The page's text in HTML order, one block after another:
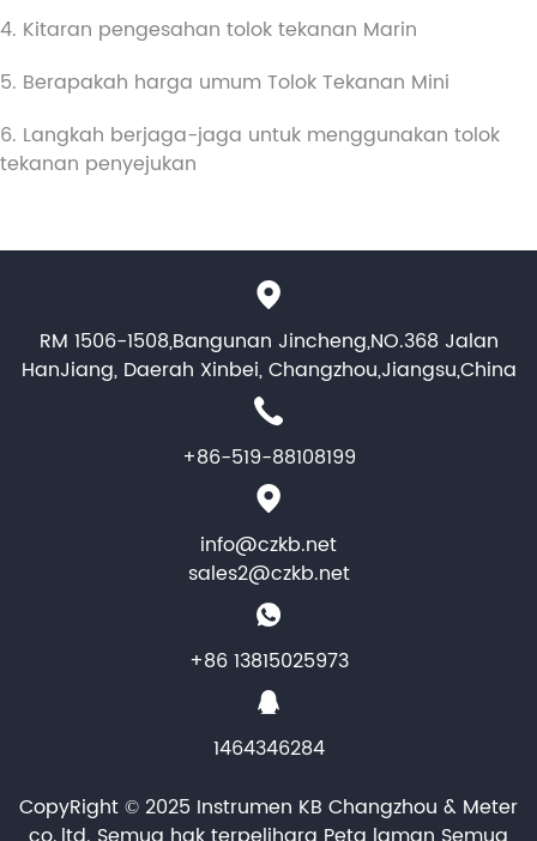
4. Kitaran pengesahan tolok tekanan Marin
5. Berapakah harga umum Tolok Tekanan Mini
6. Langkah berjaga-jaga untuk menggunakan tolok
tekanan penyejukan
RM 1506-1508,Bangunan Jincheng,NO.368 Jalan
HanJiang, Daerah Xinbei, Changzhou,Jiangsu,China
+86-519-88108199
info@czkb.net
sales2@czkb.net
+86 13815025973
1464346284
CopyRight © 2025 Instrumen KB Changzhou & Meter